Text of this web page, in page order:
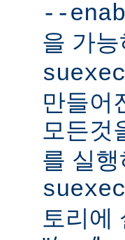
--
을 가
suexec
만들어
모든것
를 실
suexec
토리에